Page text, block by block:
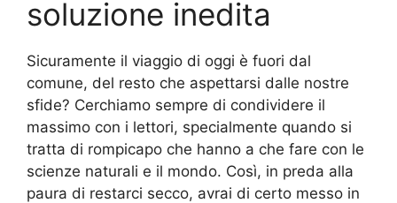
soluzione inedita
Sicuramente il viaggio di oggi è fuori dal
comune, del resto che aspettarsi dalle nostre
sfide? Cerchiamo sempre di condividere il
massimo con i lettori, specialmente quando si
tratta di rompicapo che hanno a che fare con le
scienze naturali e il mondo. Così, in preda alla
paura di restarci secco, avrai di certo messo in